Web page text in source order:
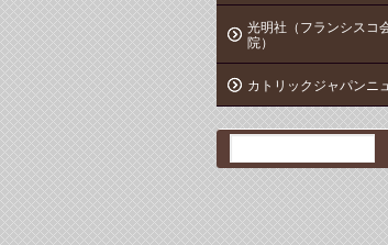
光明社（フランシスコ
院）
カトリックジャパンニ